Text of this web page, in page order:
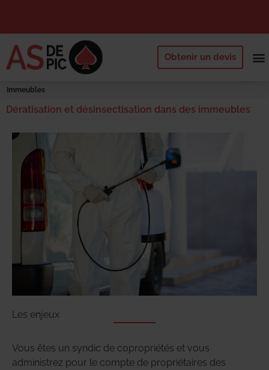
Obtenir un devis
Immeubles
Dératisation et désinsectisation dans des immeubles
Les enjeux
Vous êtes un syndic de copropriétés et vous
administrez pour le compte de propriétaires des